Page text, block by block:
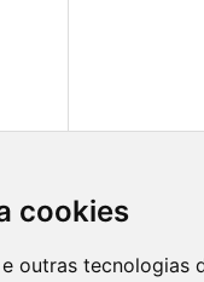
cookies
outras tecnologias